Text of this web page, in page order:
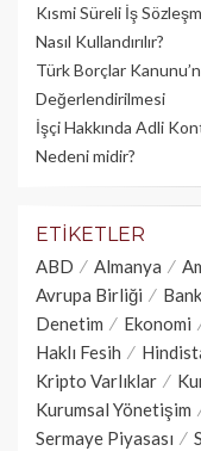
Kısmi Süreli İş
Nasıl Kullandırılır?
Türk Borçlar
Değerlendirilmesi
İşçi Hakkında Adli
Nedeni midir?
ETIKETLER
ABD Almanya
Avrupa Birliği
Denetim
Ekonomi
Haklı Fesih
Kripto Varlıklar
Kurumsal Yönetişim
Sermaye Piyasası